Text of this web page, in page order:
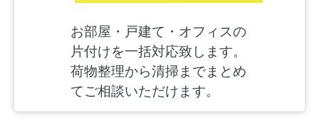
お部屋・戸建て・オフィスの
片付けを一括対応致します。
荷物整理から清掃までまとめ
てご相談いただけます。